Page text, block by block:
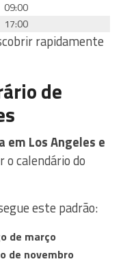
09:00
17:00
rapidamente
de
em Los Angeles e
calendário do
este padrão:
de março
de novembro